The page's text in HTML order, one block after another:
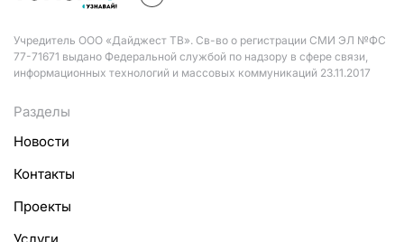
Учредитель ООО «Дайджест ТВ». Св-во о регистрации СМИ ЭЛ №ФС
77-71671 выдано Федеральной службой по надзору в сфере связи,
информационных технологий и массовых коммуникаций 23.11.2017
Разделы
Новости
Контакты
Проекты